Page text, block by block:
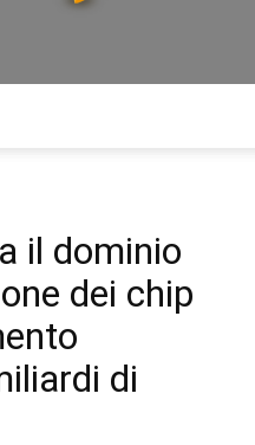
il dominio
dei chip
di